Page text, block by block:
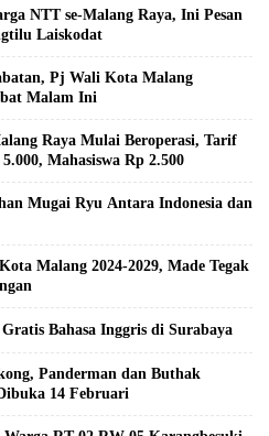
NTT se-Malang Raya, Ini Pesan
Laiskodat
Pj Wali Kota Malang
Malam Ini
Raya Mulai Beroperasi, Tarif
Mahasiswa Rp 2.500
dan
Malang 2024-2029, Made Tegak
Bahasa Inggris di Surabaya
Panderman dan Buthak
14 Februari